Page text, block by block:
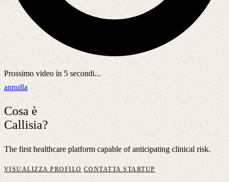
Prossimo video in 5 secondi...
annulla
Cosa è
Callisia?
The first healthcare platform capable of anticipating clinical risk.
VISUALIZZA PROFILO CONTATTA STARTUP